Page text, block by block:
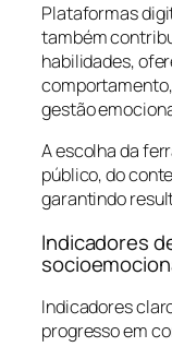
Plataformas
também
habilidades,
gestão
A escolha da
público, do
garantindo
Indicadores
Indicadores
progresso em